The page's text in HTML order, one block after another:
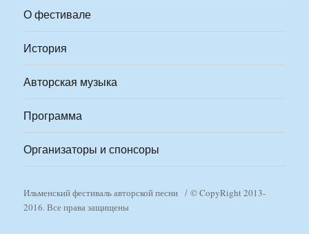
О фестивале
История
Авторская музыка
Программа
Организаторы и спонсоры
Ильменский фестиваль авторской песни
© CopyRight 2013-
2016. Все права защищены